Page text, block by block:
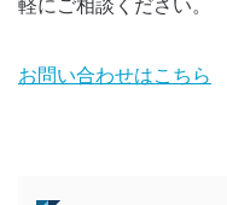
お問い合わせはこちら